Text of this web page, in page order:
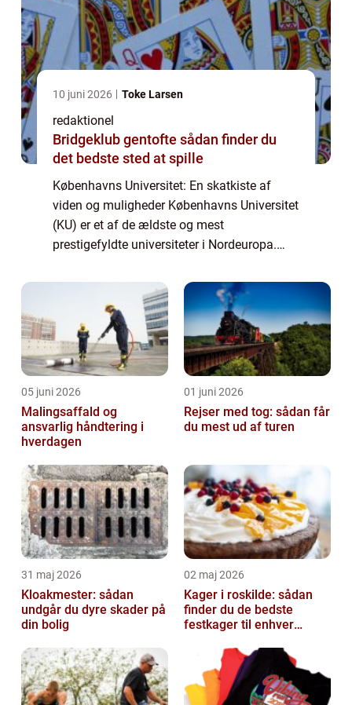
10 juni 2026 Toke Larsen
redaktionel
Bridgeklub gentofte sådan finder du
det bedste sted at spille
Københavns Universitet: En skatkiste af
viden og muligheder Københavns Universitet
(KU) er et af de ældste og mest
prestigefyldte universiteter i Nordeuropa.
og etablering tilbage i 1479 har KU en lang
05 juni 2026
Malingsaffald og
ansvarlig håndtering i
hverdagen
01 juni 2026
Rejser med tog: sådan får
du mest ud af turen
31 maj 2026
Kloakmester: sådan
undgår du dyre skader på
din bolig
02 maj 2026
Kager i roskilde: sådan
finder du de bedste
festkager til enhver